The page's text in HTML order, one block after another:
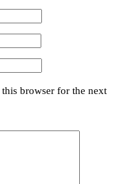
browser for the next